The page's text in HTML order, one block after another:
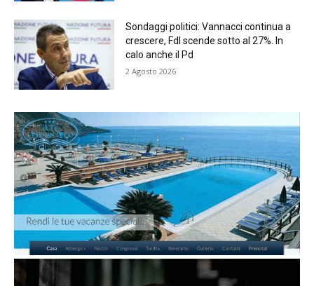
Sondaggi politici: Vannacci continua a
crescere, FdI scende sotto al 27%. In
calo anche il Pd
2 Agosto 2026